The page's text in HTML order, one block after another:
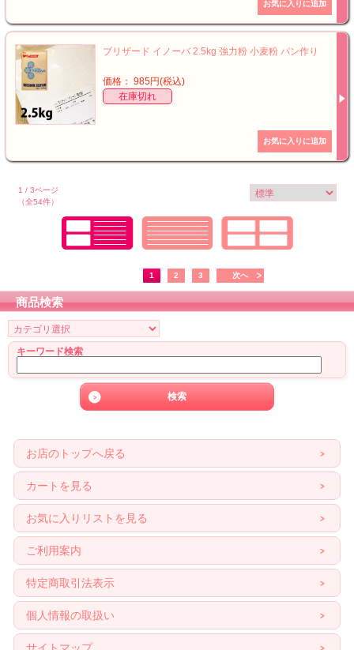
ブリザード イノーバ 2.5kg 強力粉 小麦粉 パン作り
価格： 985円(税込)
在庫切れ
1 / 3ページ
（全54件）
1 2 3 次へ
商品検索
キーワード検索
お店のトップへ戻る
カートを見る
お気に入りリストを見る
ご利用案内
特定商取引法表示
個人情報の取扱い